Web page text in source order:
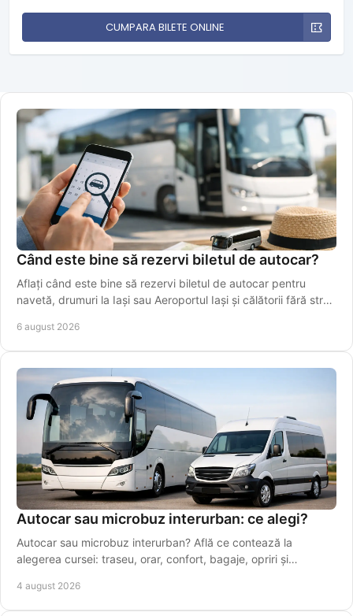
CUMPARA BILETE ONLINE
Când este bine să rezervi biletul de autocar?
Aflați când este bine să rezervi biletul de autocar pentru
navetă, drumuri la Iași sau Aeroportul Iași și călătorii fără stres
6 august 2026
Autocar sau microbuz interurban: ce alegi?
Autocar sau microbuz interurban? Află ce contează la
alegerea cursei: traseu, orar, confort, bagaje, opriri și
4 august 2026